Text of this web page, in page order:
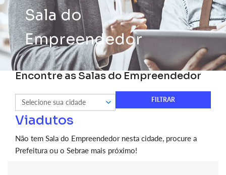
Sala do
Empreendedor
Encontre as Salas do Empreendedor
Viadutos
Não tem Sala do Empreendedor nesta cidade, procure a
Prefeitura ou o Sebrae mais próximo!